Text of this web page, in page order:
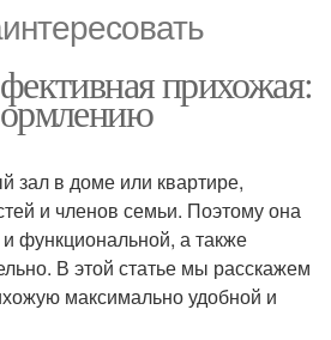
прихожая:
зал в доме или квартире,
и членов семьи. Поэтому она
функциональной, а также
В этой статье мы расскажем
максимально удобной и